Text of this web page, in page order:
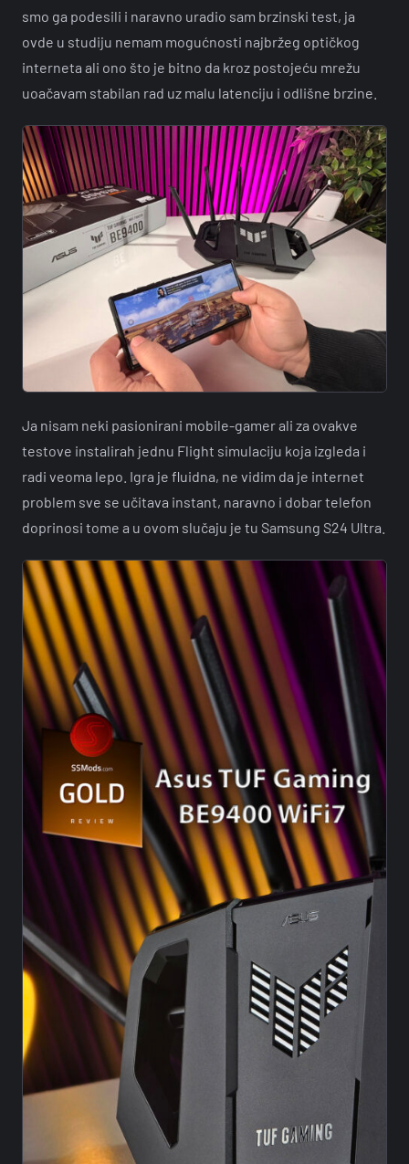
smo ga podesili i naravno uradio sam brzinski test, ja
ovde u studiju nemam mogućnosti najbržeg optičkog
interneta ali ono što je bitno da kroz postojeću mrežu
uoačavam stabilan rad uz malu latenciju i odlišne brzine.
Ja nisam neki pasionirani mobile-gamer ali za ovakve
testove instalirah jednu Flight simulaciju koja izgleda i
radi veoma lepo. Igra je fluidna, ne vidim da je internet
problem sve se učitava instant, naravno i dobar telefon
doprinosi tome a u ovom slučaju je tu Samsung S24 Ultra.